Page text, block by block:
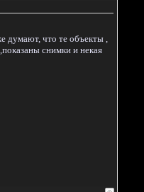
думают, что те объекты ,
снимки и некая